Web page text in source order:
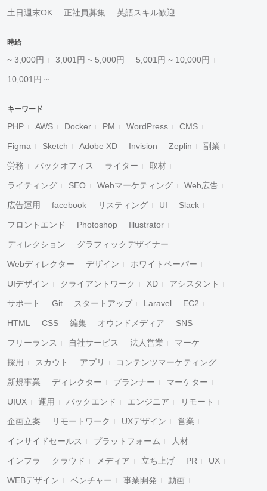
土日週末OK 正社員募集 英語スキル歓迎
時給
~ 3,000円 3,001円 ~ 5,000円 5,001円 ~ 10,000円
10,001円 ~
キーワード
PHP AWS Docker PM WordPress CMS
Figma Sketch Adobe XD Invision Zeplin 副業
労務 バックオフィス ライター 取材
ライティング SEO Webマーケティング Web広告
広告運用 facebook リスティング UI Slack
フロントエンド Photoshop Illustrator
ディレクション グラフィックデザイナー
Webディレクター デザイン ホワイトペーパー
UIデザイン クライアントワーク XD アシスタント
サポート Git スタートアップ Laravel EC2
HTML CSS 編集 オウンドメディア SNS
フリーランス 自社サービス 法人営業 マーケ
採用 スカウト アプリ コンテンツマーケティング
新規事業 ディレクター プランナー マーケター
UIUX 運用 バックエンド エンジニア リモート
企画立案 リモートワーク UXデザイン 営業
インサイドセールス プラットフォーム 人材
インフラ クラウド メディア 立ち上げ PR UX
WEBデザイン ベンチャー 事業開発 動画